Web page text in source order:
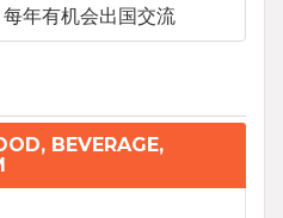
年有机会出国交流
BEVERAGE,